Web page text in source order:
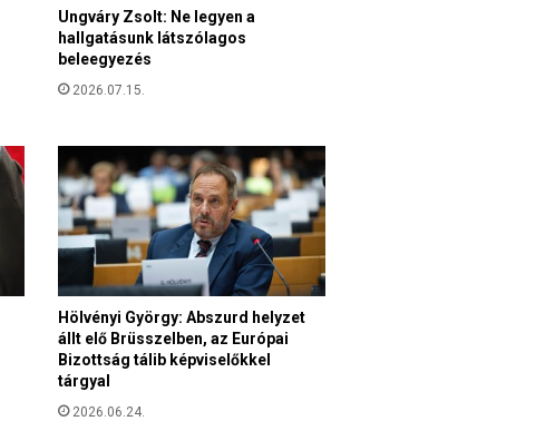
Ungváry Zsolt: Ne legyen a
hallgatásunk látszólagos
beleegyezés
2026.07.15.
Hölvényi György: Abszurd helyzet
állt elő Brüsszelben, az Európai
Bizottság tálib képviselőkkel
tárgyal
2026.06.24.